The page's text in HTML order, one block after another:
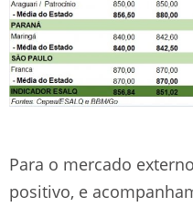
Para o mercado
positivo, e